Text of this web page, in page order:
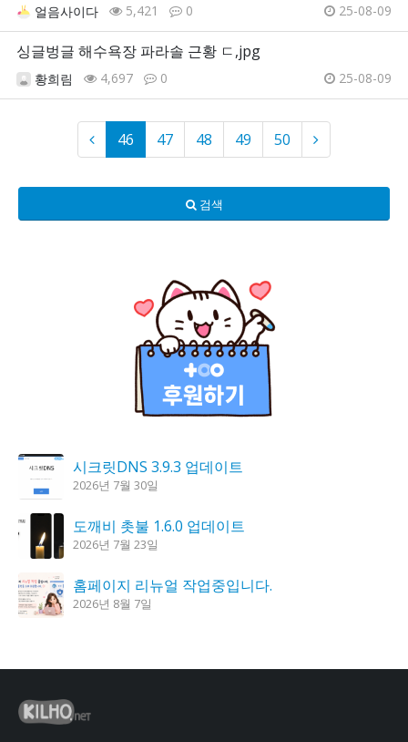
얼음사이다 5,421 0 25-08-09
싱글벙글 해수욕장 파라솔 근황 ㄷ,jpg
황희림 4,697 0 25-08-09
46 47 48 49 50
검색
시크릿DNS 3.9.3 업데이트
2026년 7월 30일
도깨비 촛불 1.6.0 업데이트
2026년 7월 23일
홈페이지 리뉴얼 작업중입니다.
2026년 8월 7일
꿈의세계 1.3.0 – 꿈해몽, 꿈풀이
2026년 7월 30일